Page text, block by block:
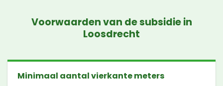
Voorwaarden van de subsidie in
Loosdrecht
Minimaal aantal vierkante meters